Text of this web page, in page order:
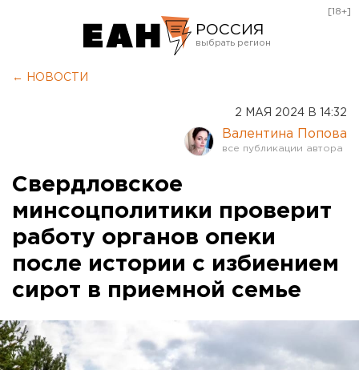
РОССИЯ
Курган
Оренбург
[18+]
← НОВОСТИ
2 МАЯ 2024 В 14:32
Валентина Попова
Свердловское
минсоцполитики проверит
работу органов опеки
после истории с избиением
сирот в приемной семье